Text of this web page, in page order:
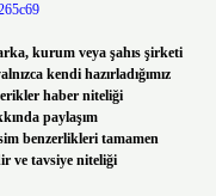
kurum veya şahıs şirketi
kendi hazırladığımız
haber niteliği
paylaşım
benzerlikleri tamamen
ve tavsiye niteliği